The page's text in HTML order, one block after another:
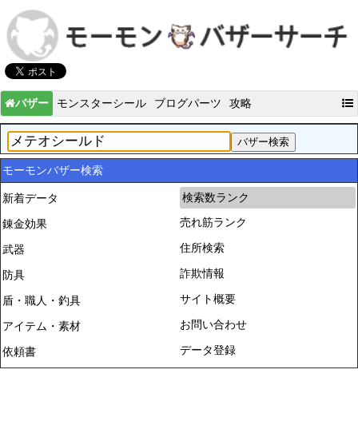
バザー モンスターシール ブログパーツ 攻略
モーモンバザー検索
新着データ
錬金効果
武器
防具
盾・職人・釣具
アイテム・素材
依頼書
検索数ランク
売れ筋ランク
住所検索
詐欺情報
サイト概要
お問い合わせ
データ登録